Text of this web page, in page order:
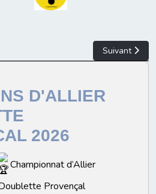
Article
Suivant
D'ALLIER
2026
Championnat d’Allier
Provençal